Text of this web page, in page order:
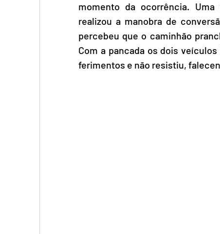
momento da ocorrência.
realizou a manobra de
percebeu que o caminhão
Com a pancada os dois
ferimentos e não resistiu,